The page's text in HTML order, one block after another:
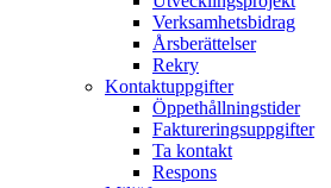
Verksamhetsbidrag
Årsberättelser
Rekry
Kontaktuppgifter
Öppethållningstider
Faktureringsuppgifter
Ta kontakt
Respons